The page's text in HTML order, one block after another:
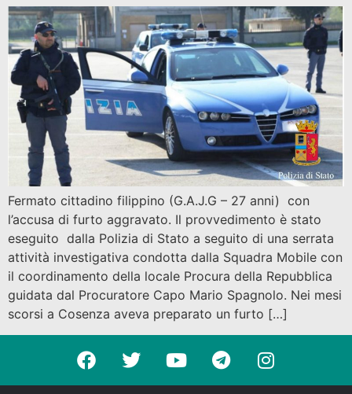
Fermato cittadino filippino (G.A.J.G – 27 anni) con
l’accusa di furto aggravato. Il provvedimento è stato
eseguito dalla Polizia di Stato a seguito di una serrata
attività investigativa condotta dalla Squadra Mobile con
il coordinamento della locale Procura della Repubblica
guidata dal Procuratore Capo Mario Spagnolo. Nei mesi
scorsi a Cosenza aveva preparato un furto […]